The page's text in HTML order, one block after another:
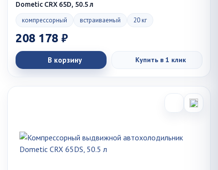
Dometic CRX 65D, 50.5 л
компрессорный встраиваемый 20 кг
208 178 ₽
В корзину Купить в 1 клик